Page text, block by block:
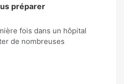
préparer
fois dans un hôpital
de nombreuses